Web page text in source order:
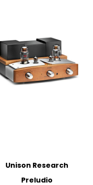
Unison Research
Preludio